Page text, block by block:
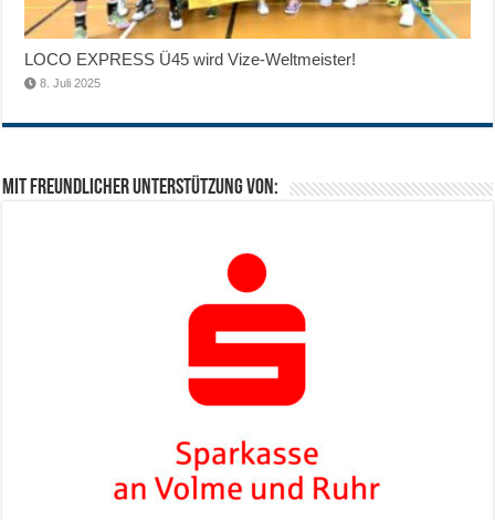
LOCO EXPRESS Ü45 wird Vize-Weltmeister!
8. Juli 2025
Mit freundlicher Unterstützung von: